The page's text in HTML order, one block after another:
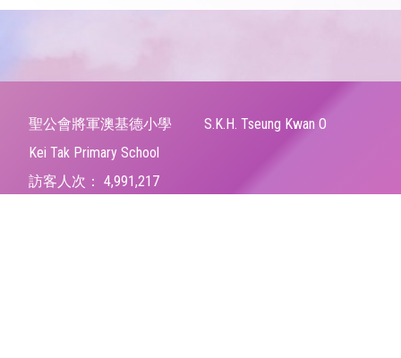
聖公會將軍澳基德小學
S.K.H. Tseung Kwan O
Kei Tak Primary School
訪客人次： 4,991,217